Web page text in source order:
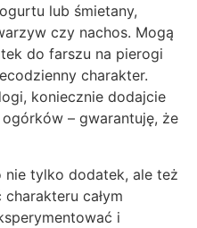
lub śmietany,
czy nachos. Mogą
do farszu na pierogi
charakter.
koniecznie dodajcie
– gwarantuję, że
tylko dodatek, ale też
całym
i